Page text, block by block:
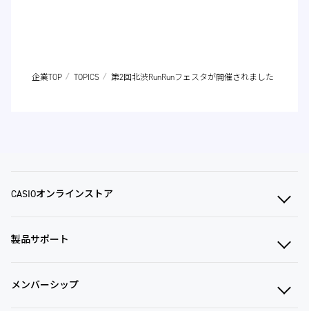
企業TOP TOPICS 第2回北渋RunRunフェスタが開催されました
CASIOオンラインストア
製品サポート
メンバーシップ